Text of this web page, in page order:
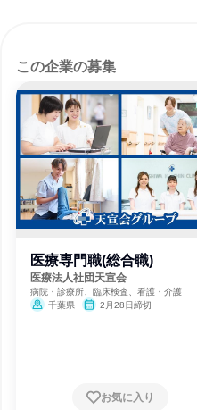
この企業の募集
医療専門職(総合職)
医療法人社団天宣会
病院・診療所、臨床検査、看護・介護
千葉県
2月28日締切
お気に入り